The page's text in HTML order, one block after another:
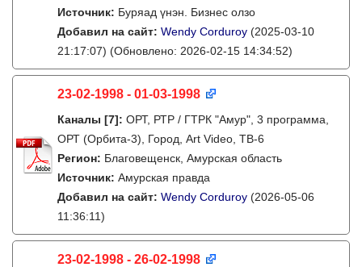
Источник: Буряад үнэн. Бизнес олзо
Добавил на сайт: Wendy Corduroy (2025-03-10
21:17:07) (Обновлено: 2026-02-15 14:34:52)
23-02-1998 - 01-03-1998
Каналы [7]: ОРТ, РТР / ГТРК "Амур", 3 программа,
ОРТ (Орбита-3), Город, Art Video, ТВ-6
Регион: Благовещенск, Амурская область
Источник: Амурская правда
Добавил на сайт: Wendy Corduroy (2026-05-06
11:36:11)
23-02-1998 - 26-02-1998